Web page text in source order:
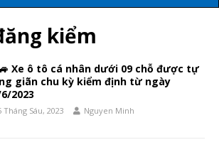
kiểm
Xe ô tô cá nhân dưới 09 chỗ được tự
giãn chu kỳ kiểm định từ ngày
2023
Tháng Sáu, 2023 Nguyen Minh